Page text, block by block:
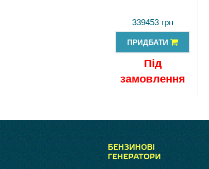
339453 грн
ПРИДБАТИ
Під
замовлення
БЕНЗИНОВІ
ГЕНЕРАТОРИ